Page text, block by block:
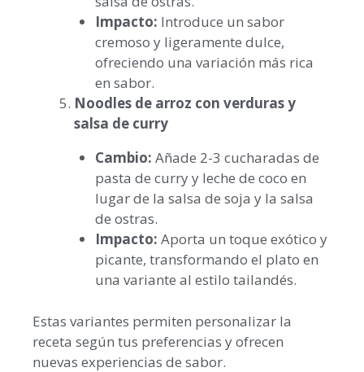
Impacto: Introduce un sabor
cremoso y ligeramente dulce,
ofreciendo una variación más rica
en sabor.
Noodles de arroz con verduras y
salsa de curry
Cambio: Añade 2-3 cucharadas de
pasta de curry y leche de coco en
lugar de la salsa de soja y la salsa
de ostras.
Impacto: Aporta un toque exótico y
picante, transformando el plato en
una variante al estilo tailandés.
Estas variantes permiten personalizar la
receta según tus preferencias y ofrecen
nuevas experiencias de sabor.